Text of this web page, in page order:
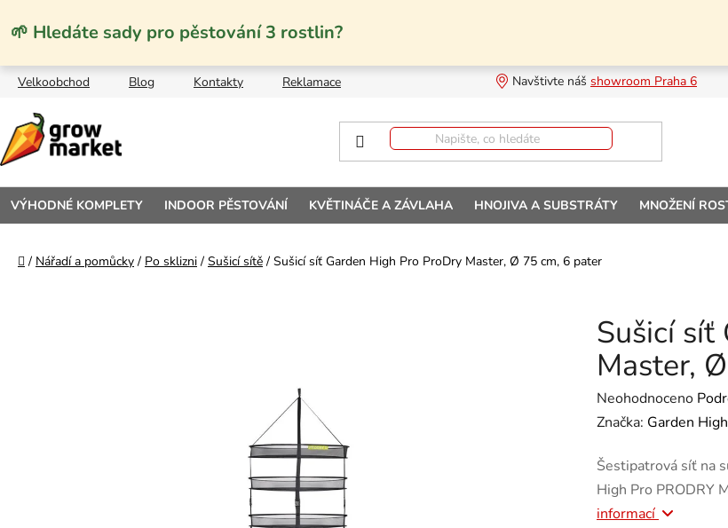
🌱 Hledáte sady pro pěstování 3 rostlin?
Velkoobchod Blog Kontakty Reklamace Navštivte náš showroom Praha 6
VÝHODNÉ KOMPLETY INDOOR PĚSTOVÁNÍ KVĚTINÁČE A ZÁVLAHA HNOJIVA A SUBSTRÁTY MNOŽENÍ
Domů
/ Nářadí a pomůcky / Po sklizni / Sušicí sítě / Sušicí síť Garden High Pro ProDry Master, Ø 75 cm, 6 pater
Sušicí síť
Master,
Průměrné
Neohodnoceno
Značka: Garden
Šestipatrová síť na
High Pro PRODRY
informací